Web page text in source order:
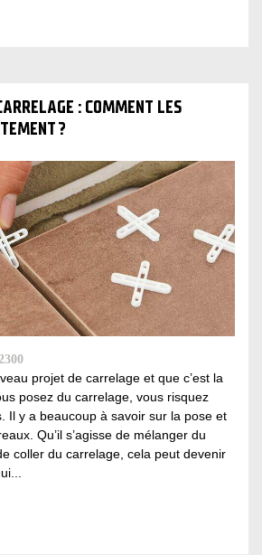
: COMMENT LES
?
2300
projet de carrelage et que c’est la
posez du carrelage, vous risquez
Il y a beaucoup à savoir sur la pose et
Qu’il s’agisse de mélanger du
coller du carrelage, cela peut devenir